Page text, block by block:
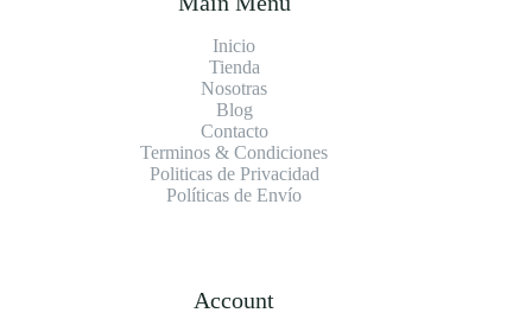
Inicio
Tienda
Nosotras
Blog
Contacto
Terminos & Condiciones
Politicas de Privacidad
Políticas de Envío
Account